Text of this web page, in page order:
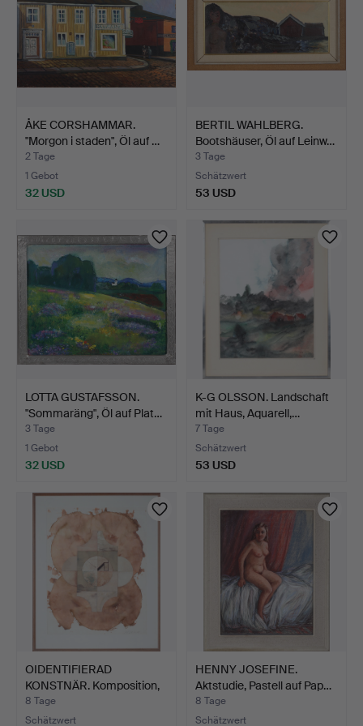
ÅKE CORSHAMMAR.
"Morgon i staden", Öl auf …
2 Tage
1 Gebot
32 USD
BERTIL WAHLBERG.
Bootshäuser, Öl auf Leinw…
3 Tage
Schätzwert
53 USD
LOTTA GUSTAFSSON.
"Sommaräng", Öl auf Plat…
3 Tage
1 Gebot
32 USD
K-G OLSSON. Landschaft
mit Haus, Aquarell,…
7 Tage
Schätzwert
53 USD
OIDENTIFIERAD
KONSTNÄR. Komposition,
Misch…
8 Tage
Schätzwert
HENNY JOSEFINE.
Aktstudie, Pastell auf Pap…
8 Tage
Schätzwert